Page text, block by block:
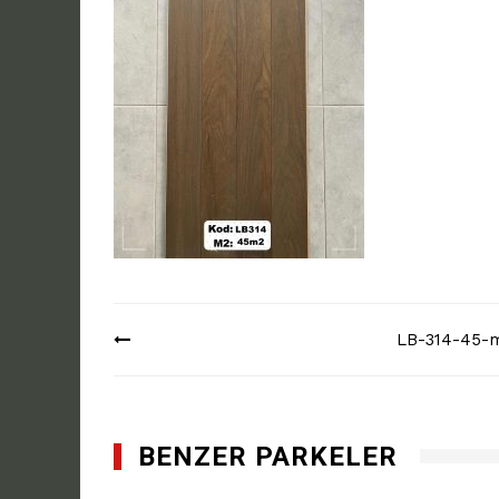
Yazı
LB-314-45-
BENZER PARKELER